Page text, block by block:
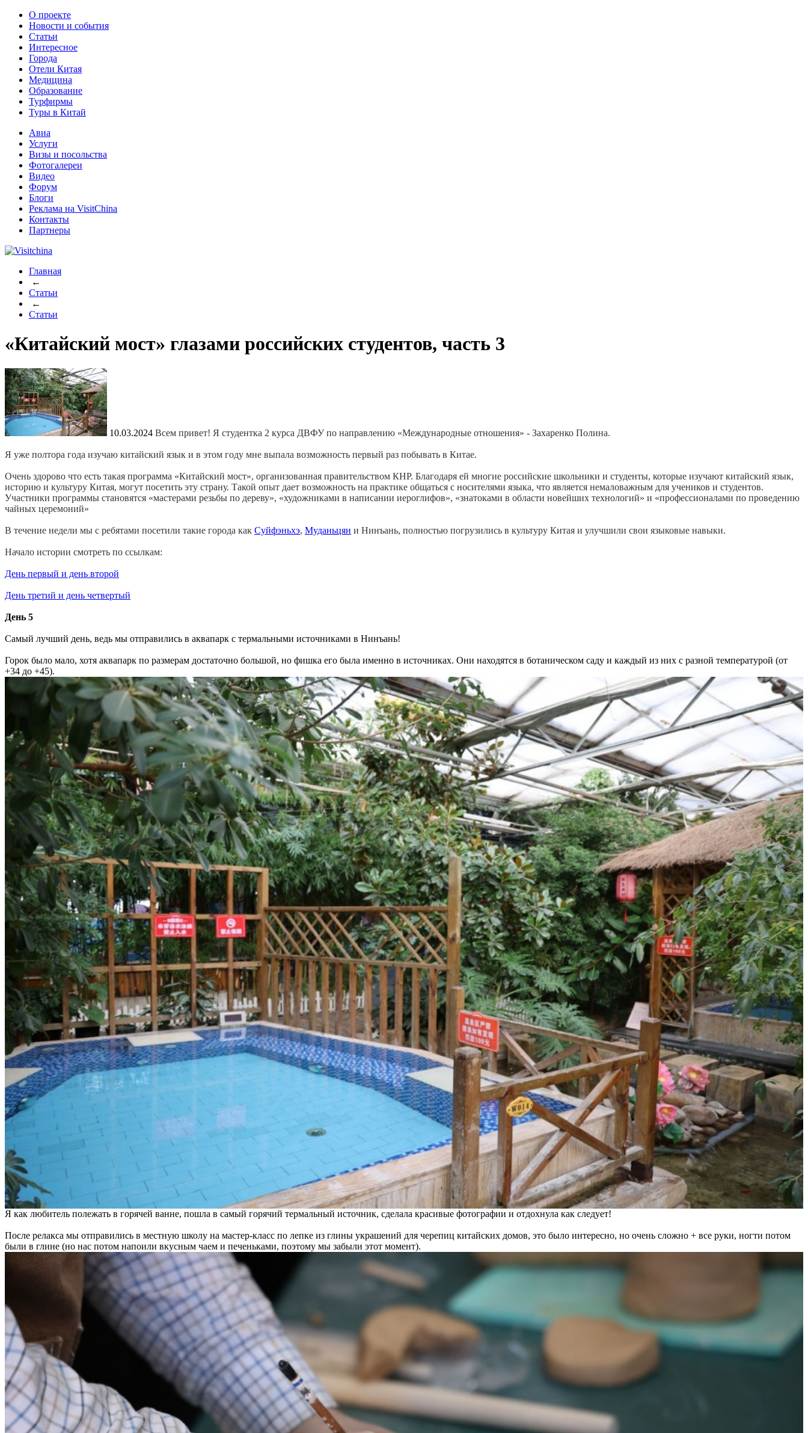
О проекте
Новости и события
Статьи
Интересное
Города
Отели Китая
Медицина
Образование
Турфирмы
Туры в Китай
Авиа
Услуги
Визы и посольства
Фотогалереи
Видео
Форум
Блоги
Реклама на VisitChina
Контакты
Партнеры
Главная
←
Статьи
←
Статьи
«Китайский мост» глазами российских студентов, часть 3
10.03.2024 Всем привет! Я студентка 2 курса ДВФУ по направлению «Международные отношения» - Захаренко Полина.
Я уже полтора года изучаю китайский язык и в этом году мне выпала возможность первый раз побывать в Китае.
Очень здорово что есть такая программа «Китайский мост», организованная правительством КНР. Благодаря ей многие российские школьники и студенты, которые изучают китайский язык,
историю и культуру Китая, могут посетить эту страну. Такой опыт дает возможность на практике общаться с носителями языка, что является немаловажным для учеников и студентов.
Участники программы становятся «мастерами резьбы по дереву», «художниками в написании иероглифов», «знатоками в области новейших технологий» и «профессионалами по проведению
чайных церемоний»
В течение недели мы с ребятами посетили такие города как Суйфэньхэ, Муданьцян и Нинъань, полностью погрузились в культуру Китая и улучшили свои языковые навыки.
Начало истории смотреть по ссылкам:
День первый и день второй
День третий и день четвертый
День 5
Самый лучший день, ведь мы отправились в аквапарк с термальными источниками в Нинъань!
Горок было мало, хотя аквапарк по размерам достаточно большой, но фишка его была именно в источниках. Они находятся в ботаническом саду и каждый из них с разной температурой (от
+34 до +45).
Я как любитель полежать в горячей ванне, пошла в самый горячий термальный источник, сделала красивые фотографии и отдохнула как следует!
После релакса мы отправились в местную школу на мастер-класс по лепке из глины украшений для черепиц китайских домов, это было интересно, но очень сложно + все руки, ногти потом
были в глине (но нас потом напоили вкусным чаем и печеньками, поэтому мы забыли этот момент).